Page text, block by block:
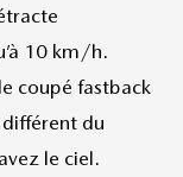
10 km/h.
coupé fastback
du
le ciel.